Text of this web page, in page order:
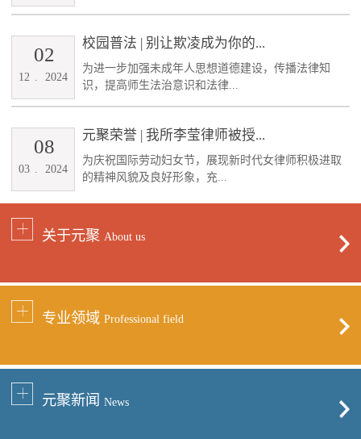
校园普法 | 别让欺凌成为你的...
为进一步加强未成年人思想道德建设，传播法律知
识，提高师生法治意识和法律...
12 2024
02
元聚荣誉 | 我所李莹律师被授...
为庆祝国际劳动妇女节，展现新时代女律师积极进取
的精神风貌及良好形象，充...
03 2024
08
关于元聚 About us
专业领域 Professional field
元聚新闻 News